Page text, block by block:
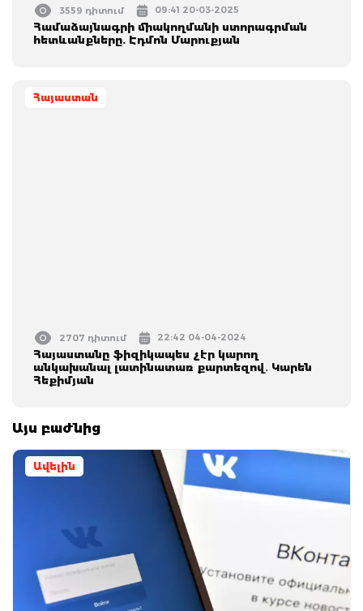
3559 դիտում 09:41 20-03-2025
Համաձայնագրի միակողմանի ստորագրման
հետևանքները. Էդմոն Մարուքյան
Հայաստան
2707 դիտում 22:42 04-04-2024
Հայաստանը ֆիզիկապես չէր կարող
անկախանալ լատինատառ քարտեզով․ Կարեն
Հեքիմյան
Այս բաժնից
Ավելին